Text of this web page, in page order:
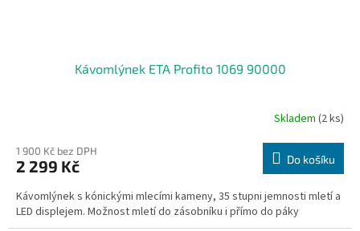
Kávomlýnek ETA Profito 1069 90000
Skladem (2 ks)
1 900 Kč bez DPH
2 299 Kč Do košíku
Kávomlýnek s kónickými mlecími kameny, 35 stupni jemnosti mletí a
LED displejem. Možnost mletí do zásobníku i přímo do páky